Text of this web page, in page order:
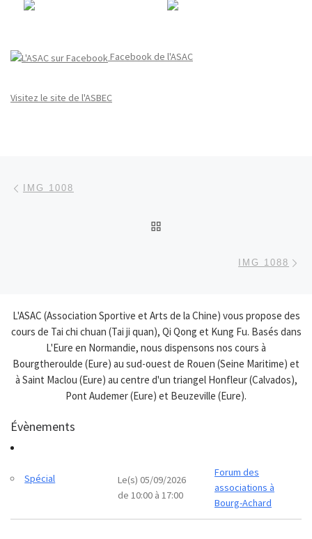
Facebook de l'ASAC
Visitez le site de l'ASBEC
Parcourir les articles
IMG 1008
IMG 1088
L'ASAC (Association Sportive et Arts de la Chine) vous propose des
cours de Tai chi chuan (Tai ji quan), Qi Qong et Kung Fu. Basés dans
L'Eure en Normandie, nous dispensons nos cours à
Bourgtheroulde (Eure) au sud-ouest de Rouen (Seine Maritime) et
à Saint Maclou (Eure) au centre d'un triangel Honfleur (Calvados),
Pont Audemer (Eure) et Beuzeville (Eure).
Évènements
Spécial
Le(s) 05/09/2026
de 10:00 à 17:00
Forum des
associations à
Bourg-Achard